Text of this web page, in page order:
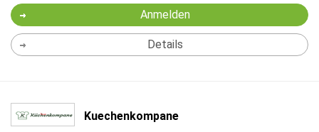
Anmelden
Details
Kuechenkompane